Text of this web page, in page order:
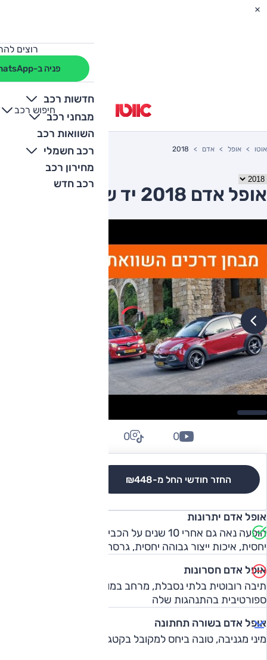
רוצים
פניה ב-WhatsApp
חדשות רכב
מבחני רכב
השוואות רכב
רכב חשמלי
מחירון רכב
רכב חדש
חיפוש רכב
+
-
אוטו אופל אדם 2018
אופל אדם 2018 יד שניה
החזר חודשי החל מ-₪448
0
0
אופל אדם יתרונות
הופעה נאה גם אחרי 10 שנים על הכביש, רמת בטיחות טובה
יחסית, איכות ייצור גבוהה יחסית, גרסה ספורטיבית ייחודית
אופל אדם חסרונות
ספורטיבית בהתנהגות שלה
אופל אדם בשורה תחתונה
מיני מגניבה, טובה ביחס למקובל בקטגוריה